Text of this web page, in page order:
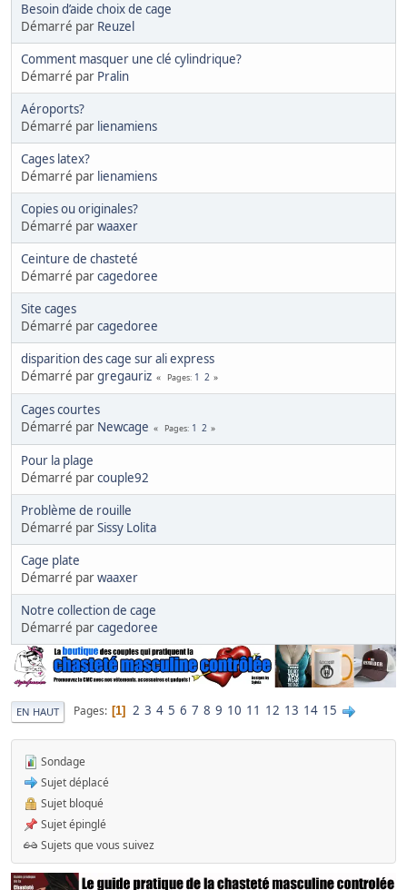
Besoin d’aide choix de cage
Démarré par Reuzel
Comment masquer une clé cylindrique?
Démarré par Pralin
Aéroports?
Démarré par lienamiens
Cages latex?
Démarré par lienamiens
Copies ou originales?
Démarré parwaaxer
Ceinture de chasteté
Démarré parcagedoree
Site cages
Démarré parcagedoree
disparition des cage sur ali express
Démarré pargregauriz Pages 1 2
Cages courtes
Démarré par Newcage Pages 1 2
Pour la plage
Démarré parcouple92
Problème de rouille
Démarré parSissy Lolita
Cage plate
Démarré parwaaxer
Notre collection de cage
Démarré parcagedoree
EN HAUT Pages 1 2 3 4 5 6 7 8 9 10 11 12 13 14 15
Sondage
Sujet déplacé
Sujet bloqué
Sujet épinglé
Sujets que vous suivez